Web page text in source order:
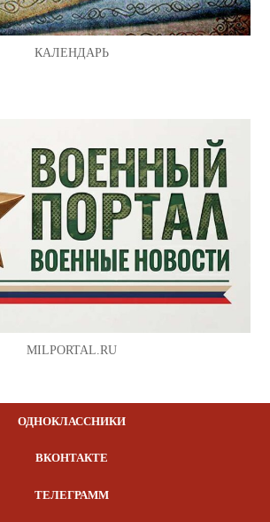
КАЛЕНДАРЬ
MILPORTAL.RU
ОДНОКЛАССНИКИ
ВКОНТАКТЕ
ТЕЛЕГРАММ